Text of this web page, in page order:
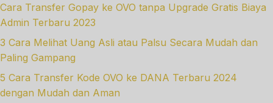
Cara Transfer Gopay ke OVO tanpa Upgrade Gratis Biaya
Admin Terbaru 2023
3 Cara Melihat Uang Asli atau Palsu Secara Mudah dan
Paling Gampang
5 Cara Transfer Kode OVO ke DANA Terbaru 2024
dengan Mudah dan Aman